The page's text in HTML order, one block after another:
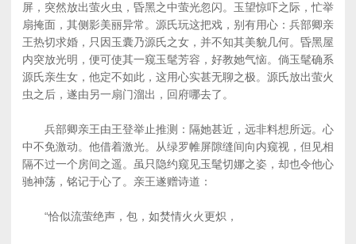
屏，突然放出萤火虫，昏黑之中萤光忽闪。玉望惊吓之际，忙举
扇掩面，其侧影美丽异常。源氏玩这把戏，别有用心：兵部卿亲
王热切求婚，只因玉囊乃源氏之女，并不知其美貌几何。昏黑屋
内突放光明，便可使其一窥玉髦芳容，好教她气恼。倘玉髦确系
源氏亲生女，他定不如此，这用心实甚无聊之极。源氏放出萤火
虫之后，遂由另一扇门溜出，回府哪去了。
兵部卿亲王由王登举止推测：隔她甚近，远非料想所远。心
中不免激动。他借着激光。从绿罗帷屏隙缝间向内窥视，但见相
隔不过一个房间之遥。虽只隐约窥见玉髦切娜之姿，却也令他心
驰神荡，铭记于心了。亲王遂赠诗道：
“恰似流萤绝声，包，如焚情火火更炽，